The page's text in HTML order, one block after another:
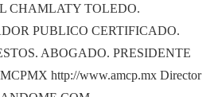
CHAMLATY TOLEDO.
PUBLICO CERTIFICADO.
ABOGADO. PRESIDENTE
http://www.amcp.mx Director